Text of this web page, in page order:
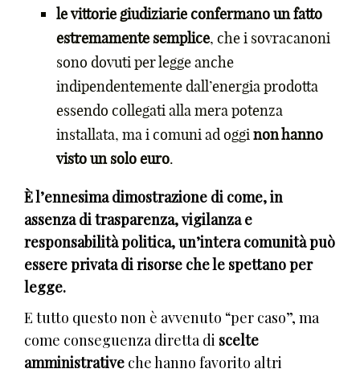
le vittorie giudiziarie confermano un fatto
estremamente semplice, che i sovracanoni
sono dovuti per legge anche
indipendentemente dall’energia prodotta
essendo collegati alla mera potenza
installata, ma i comuni ad ogginon hanno
visto un solo euro.
È l’ennesima dimostrazione di come, in
assenza di trasparenza, vigilanza e
responsabilità politica, un’intera comunità può
essere privata di risorse che le spettano per
legge.
E tutto questo non è avvenuto “per caso”, ma
come conseguenza diretta di scelte
amministrative che hanno favorito altri